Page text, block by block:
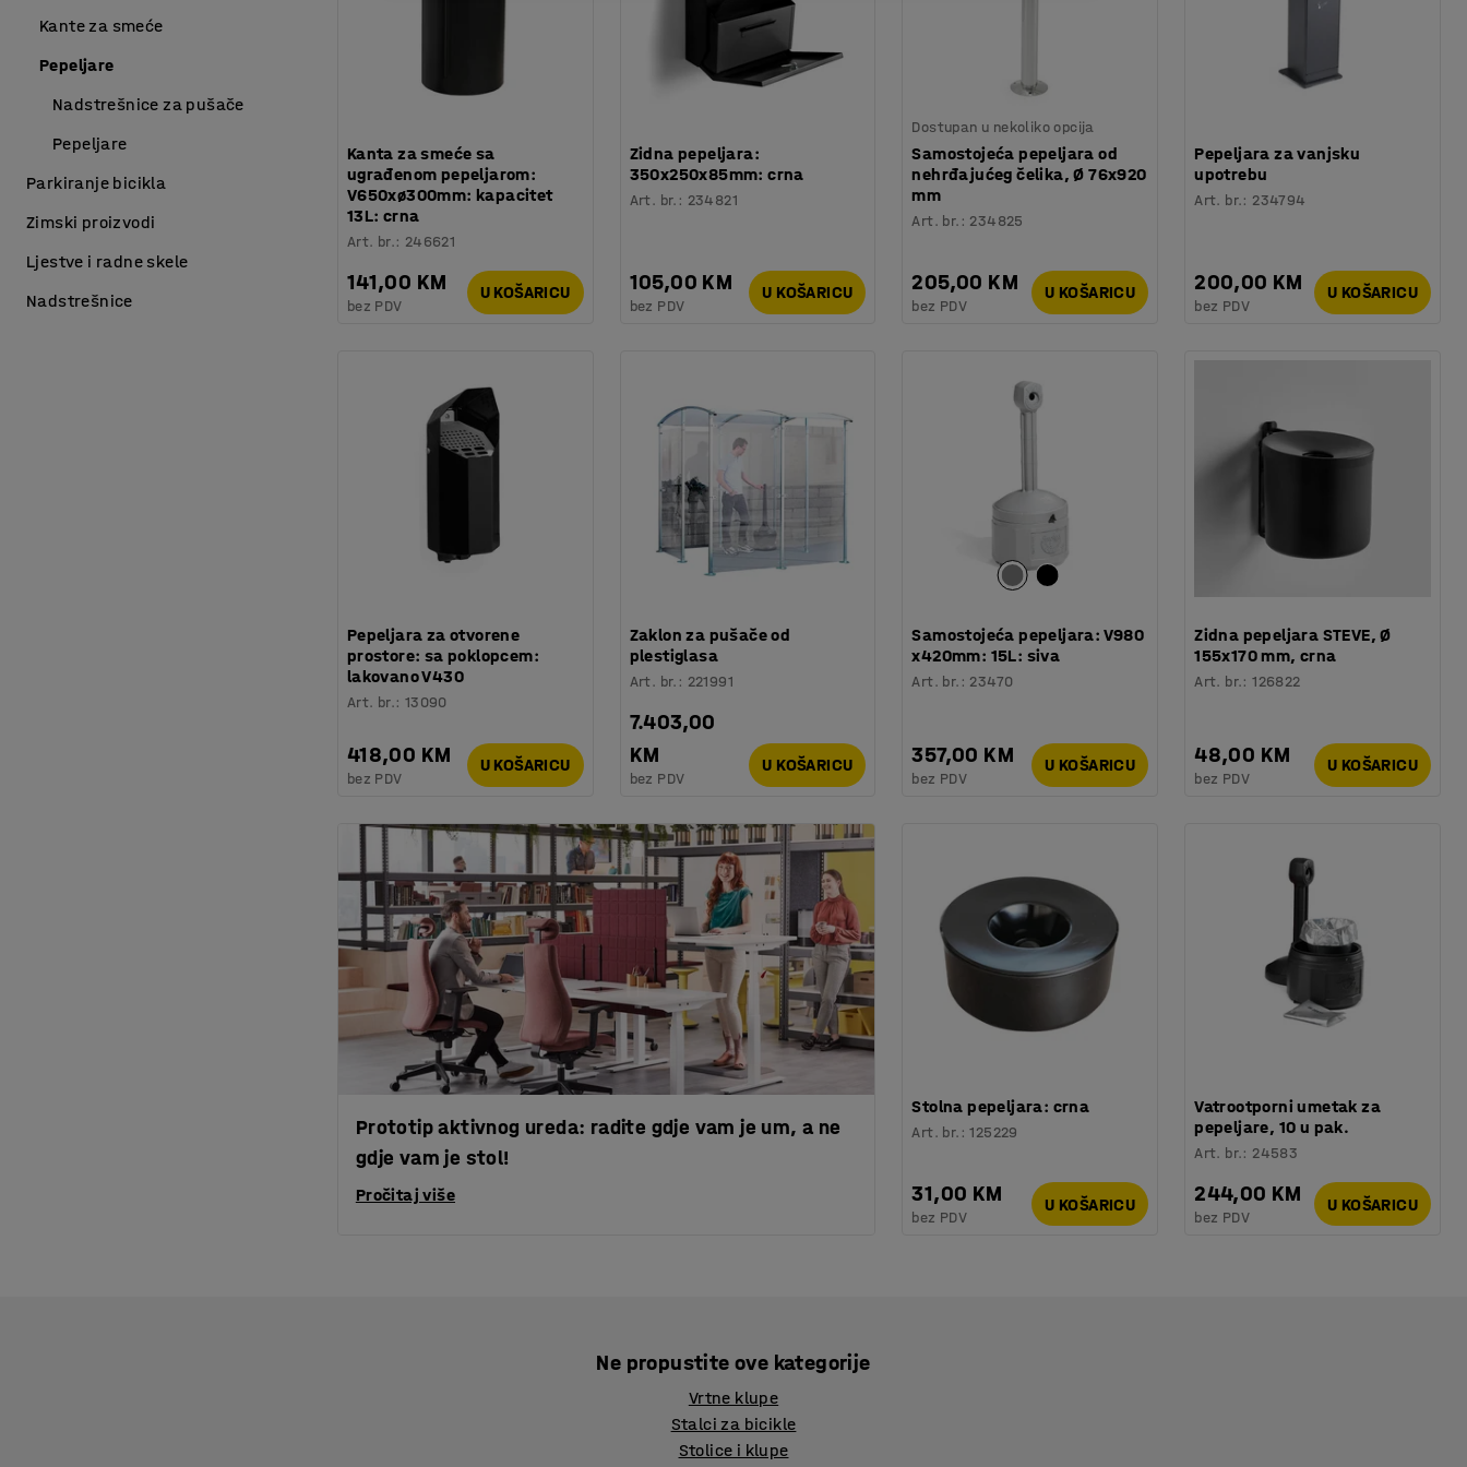
Kanta za smeće sa
ugrađenom pepeljarom:
V650xø300mm: kapacitet
13L: crna
Art. br.: 246621
141,00 KM
bez PDV
U KOŠARICU
Zidna pepeljara:
350x250x85mm: crna
Art. br. : 234821
105,00 KM
bez PDV
U KOŠARICU
Dostupan u nekoliko opcija
Samostojeća pepeljara od
nehrđajućeg čelika, Ø 76x920
mm
Art. br. : 234825
205,00 KM
bez PDV
U KOŠARICU
Pepeljara za vanjsku
upotrebu
Art. br.: 234794
200,00 KM
bez PDV
U KOŠARICU
Pepeljara za otvorene
prostore: sa poklopcem:
lakovano V430
Art. br.: 13090
418,00 KM
bez PDV
U KOŠARICU
Zaklon za pušače od
plestiglasa
Art. br. : 221991
7.403,00
KM
bez PDV
U KOŠARICU
Samostojeća pepeljara: V980
x420mm: 15L: siva
Art. br. : 23470
357,00 KM
bez PDV
U KOŠARICU
Zidna pepeljara STEVE, Ø
155x170 mm, crna
Art. br.:126822
48,00 KM
bez PDV
U KOŠARICU
Prototip aktivnog ureda: radite gdje vam je um, a ne
gdje vam je stol!
Pročitaj više
Stolna pepeljara: crna
Art. br. :125229
31,00 KM
bez PDV
U KOŠARICU
Vatrootporni umetak za
pepeljare, 10 u pak.
Art. br.: 24583
244,00 KM
bez PDV
U KOŠARICU
Kante za smeće
Pepeljare
Nadstrešnice za pušače
Pepeljare
Parkiranje bicikla
Zimski proizvodi
Ljestve i radne skele
Nadstrešnice
Ne propustite ove kategorije
Vrtne klupe
Stalci za bicikle
Stolice i klupe